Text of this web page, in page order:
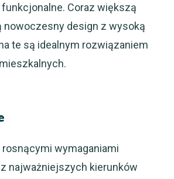
Coraz większą
nowoczesny design z wysoką
te są idealnym rozwiązaniem
wymaganiami
najważniejszych kierunków